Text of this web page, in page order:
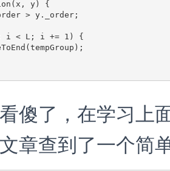
傻了，在学习上
章查到了一个简